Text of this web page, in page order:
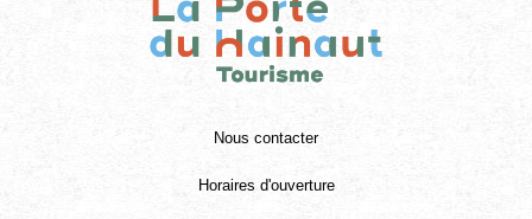
Nous contacter
Horaires d'ouverture